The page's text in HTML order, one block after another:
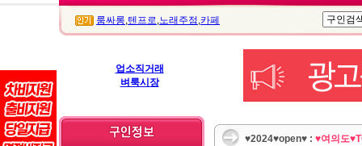
룸싸롱,텐프로,노래주점 ,카페
업소직거래
벼룩시장
♥2024♥open♥ : ♥여의도